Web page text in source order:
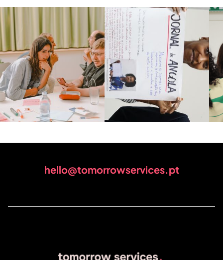
hello@tomorrowservices.pt